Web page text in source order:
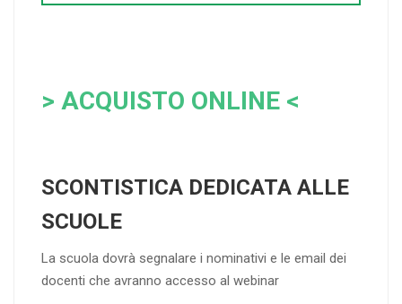
> ACQUISTO ONLINE <
SCONTISTICA DEDICATA ALLE
SCUOLE
La scuola dovrà segnalare i nominativi e le email dei
docenti che avranno accesso al webinar